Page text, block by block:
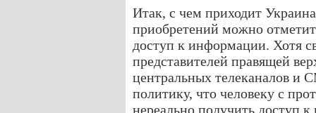
Итак, с чем приходит
приобретений можно
доступ к информации. Хотя
представителей правящей
центральных телеканалов и
политику, что человеку с
нереально получить доступ